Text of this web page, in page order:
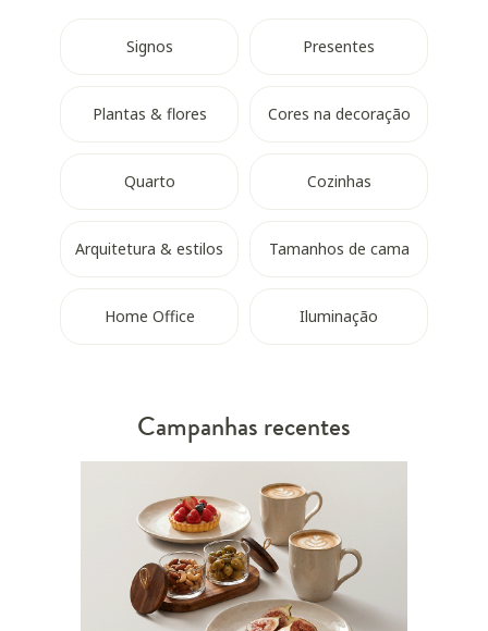
Signos Presentes
Plantas & flores Cores na decoração
Quarto Cozinhas
Arquitetura & estilos Tamanhos de cama
Home Office Iluminação
Campanhas recentes